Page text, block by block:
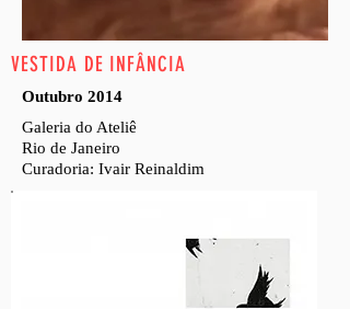
VESTIDA DE INFÂNCIA
Outubro 2014
Galeria do Ateliê
Rio de Janeiro
Curadoria: Ivair Reinaldim